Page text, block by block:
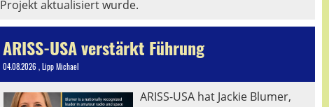
Projekt aktualisiert wurde.
ARISS-USA verstärkt Führung
04.08.2026 , Lipp Michael
ARISS-USA hat Jackie Blumer,